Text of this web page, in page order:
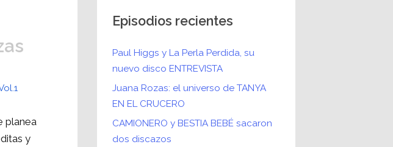
planea
y
Episodios recientes
Paul Higgs y La Perla Perdida, su
nuevo disco ENTREVISTA
Juana Rozas: el universo de TANYA
EN EL CRUCERO
CAMIONERO y BESTIA BEBÉ sacaron
dos discazos